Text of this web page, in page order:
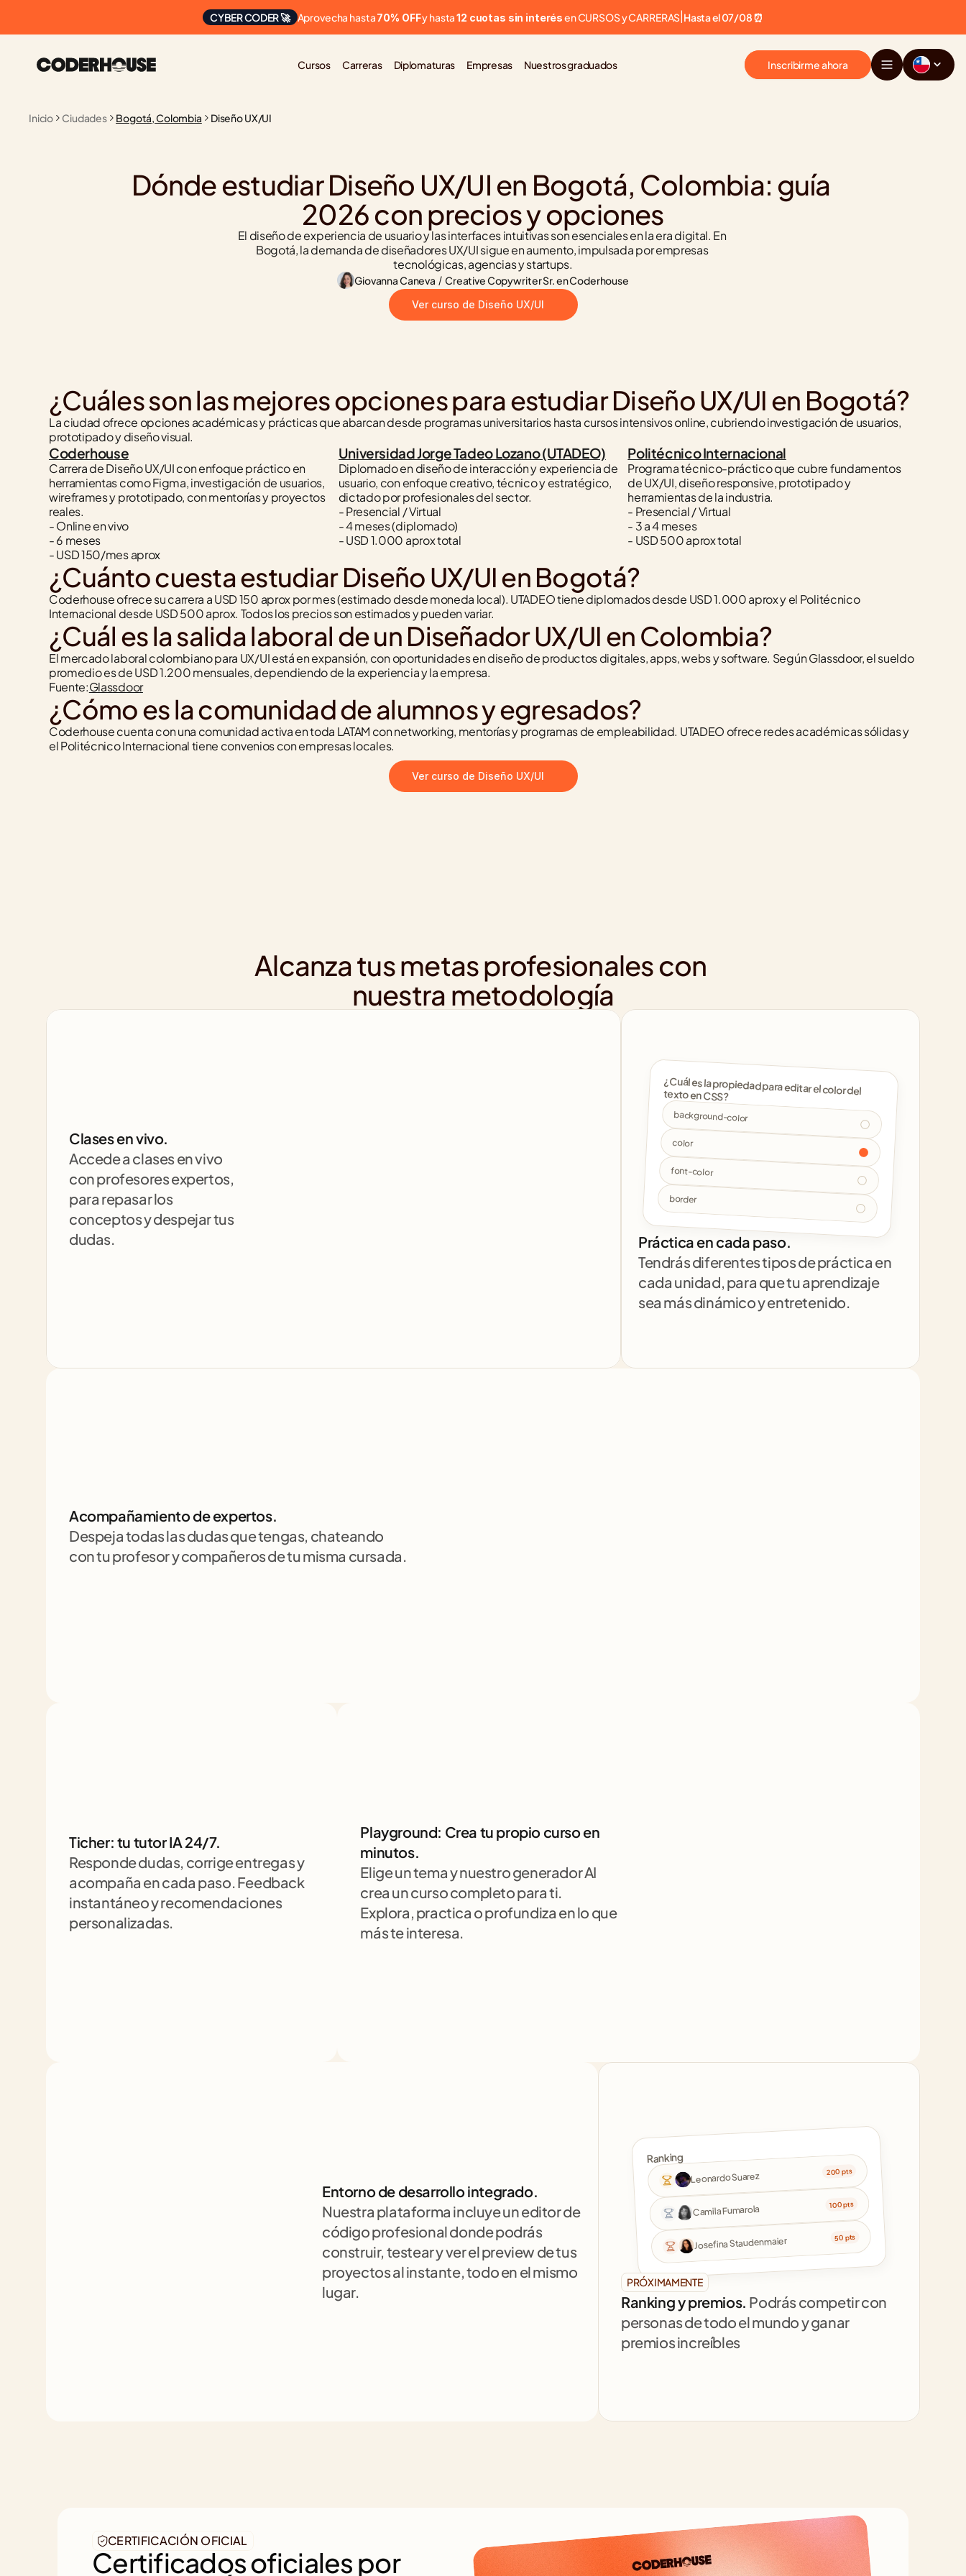
CYBER CODER 🚀 Aprovecha hasta 70% OFF y hasta 12 cuotas sin interés en CURSOS y CARRERAS Hasta el 07/08 ⏰
Cursos Carreras Diplomaturas Empresas Nuestros graduados Inscribirme ahora
Inicio Ciudades Bogotá, Colombia Diseño UX/UI
Dónde estudiar Diseño UX/UI en Bogotá, Colombia: guía
2026 con precios y opciones
El diseño de experiencia de usuario y las interfaces intuitivas son esenciales en la era digital. En
Bogotá, la demanda de diseñadores UX/UI sigue en aumento, impulsada por empresas
tecnológicas, agencias y startups.
Giovanna Caneva / Creative Copywriter Sr. en Coderhouse
Ver curso de Diseño UX/UI
¿Cuáles son las mejores opciones para estudiar Diseño UX/UI en Bogotá?
La ciudad ofrece opciones académicas y prácticas que abarcan desde programas universitarios hasta cursos intensivos online, cubriendo investigación de usuarios,
prototipado y diseño visual.
Coderhouse
Carrera de Diseño UX/UI con enfoque práctico en
herramientas como Figma, investigación de usuarios,
wireframes y prototipado, con mentorías y proyectos
reales.
- Online en vivo
- 6 meses
- USD 150/mes aprox
Universidad Jorge Tadeo Lozano (UTADEO)
Diplomado en diseño de interacción y experiencia de
usuario, con enfoque creativo, técnico y estratégico,
dictado por profesionales del sector.
- Presencial / Virtual
- 4 meses (diplomado)
- USD 1.000 aprox total
Politécnico Internacional
Programa técnico-práctico que cubre fundamentos
de UX/UI, diseño responsive, prototipado y
herramientas de la industria.
- Presencial / Virtual
- 3 a 4 meses
- USD 500 aprox total
¿Cuánto cuesta estudiar Diseño UX/UI en Bogotá?
Coderhouse ofrece su carrera a USD 150 aprox por mes (estimado desde moneda local). UTADEO tiene diplomados desde USD 1.000 aprox y el Politécnico
Internacional desde USD 500 aprox. Todos los precios son estimados y pueden variar.
¿Cuál es la salida laboral de un Diseñador UX/UI en Colombia?
El mercado laboral colombiano para UX/UI está en expansión, con oportunidades en diseño de productos digitales, apps, webs y software. Según Glassdoor, el sueldo
promedio es de USD 1.200 mensuales, dependiendo de la experiencia y la empresa.
Fuente:Glassdoor
¿Cómo es la comunidad de alumnos y egresados?
Coderhouse cuenta con una comunidad activa en toda LATAM con networking, mentorías y programas de empleabilidad. UTADEO ofrece redes académicas sólidas y
el Politécnico Internacional tiene convenios con empresas locales.
Ver curso de Diseño UX/UI
Alcanza tus metas profesionales con
nuestra metodología
Clases en vivo.
Accede a clases en vivo
con profesores expertos,
para repasar los
conceptos y despejar tus
dudas.
texto en CSS?
background-color
color
font-color
border
Práctica en cada paso.
Tendrás diferentes tipos de práctica en
cada unidad, para que tu aprendizaje
sea más dinámico y entretenido.
Acompañamiento de expertos.
Despeja todas las dudas que tengas, chateando
con tu profesor y compañeros de tu misma cursada.
Ticher: tu tutor IA 24/7.
Responde dudas, corrige entregas y
acompaña en cada paso. Feedback
instantáneo y recomendaciones
personalizadas.
Playground: Crea tu propio curso en
minutos.
Elige un tema y nuestro generador AI
crea un curso completo para ti.
Explora, practica o profundiza en lo que
más te interesa.
Entorno de desarrollo integrado.
Nuestra plataforma incluye un editor de
código profesional donde podrás
construir, testear y ver el preview de tus
proyectos al instante, todo en el mismo
lugar.
Ranking
Leonardo Suarez 200 pts
Camila Fumarola 100 pts
Josefina Staudenmaier 50 pts
PRÓXIMAMENTE
Ranking y premios. Podrás competir con
personas de todo el mundo y ganar
premios increíbles
CERTIFICACIÓN OFICIAL
Certificados oficiales por